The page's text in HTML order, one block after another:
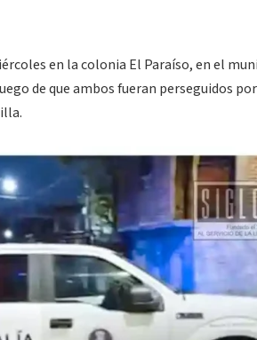
en la colonia El Paraíso, en el
de que ambos fueran perseguidos